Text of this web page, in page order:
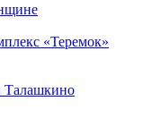
«Теремок»
Талашкино